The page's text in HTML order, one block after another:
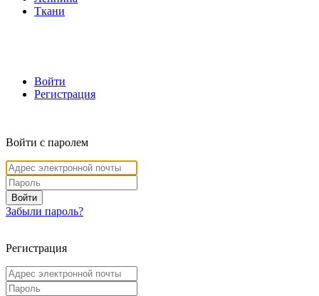
Ткани
Войти
Регистрация
Войти с паролем
Войти
Забыли пароль?
Регистрация